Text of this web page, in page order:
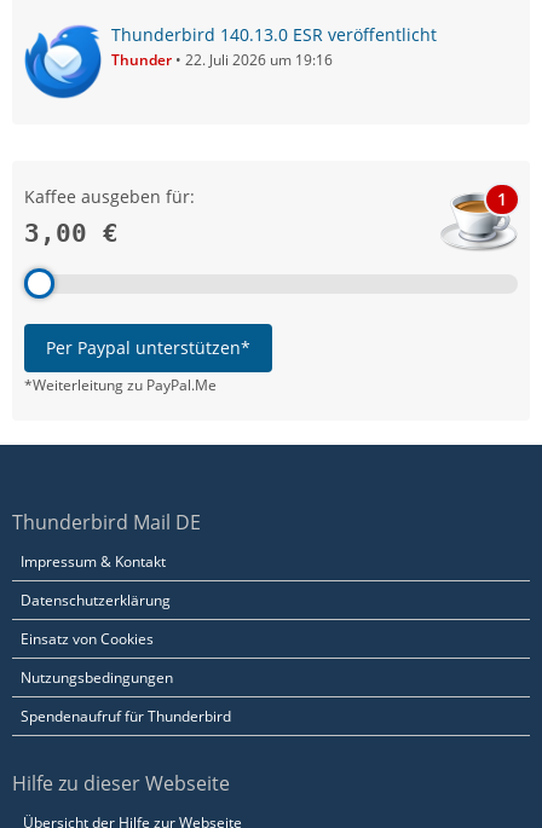
Thunderbird 140.13.0 ESR veröffentlicht
Thunder 22. Juli 2026 um 19:16
Kaffee ausgeben für:
3,00 €
1
Per Paypal unterstützen*
*Weiterleitung zu PayPal.Me
Thunderbird Mail DE
Impressum & Kontakt
Datenschutzerklärung
Einsatz von Cookies
Nutzungsbedingungen
Spendenaufruf für Thunderbird
Hilfe zu dieser Webseite
Übersicht der Hilfe zur Webseite